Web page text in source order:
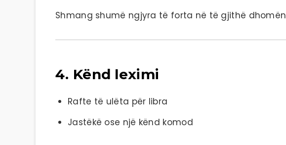
Shmang shumë ngjyra të forta në të gjithë dhomën
4. Kënd leximi
Rafte të ulëta për libra
Jastëkë ose një kënd komod